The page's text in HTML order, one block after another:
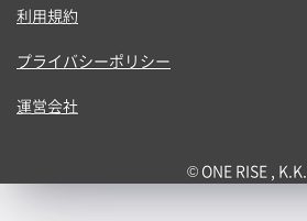
利用規約
プライバシーポリシー
運営会社
© ONE RISE , K.K.